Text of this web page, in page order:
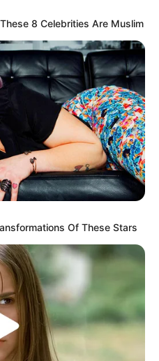
8 Celebrities Are Muslim
Of These Stars